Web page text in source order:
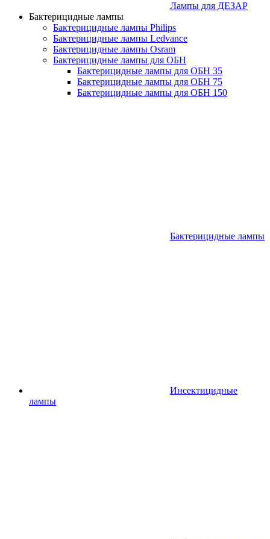
Лампы для ДЕЗАР
Бактерицидные лампы
Бактерицидные лампы Philips
Бактерицидные лампы Ledvance
Бактерицидные лампы Osram
Бактерицидные лампы для ОБН
Бактерицидные лампы для ОБН 35
Бактерицидные лампы для ОБН 75
Бактерицидные лампы для ОБН 150
Бактерицидные лампы
Инсектицидные
лампы